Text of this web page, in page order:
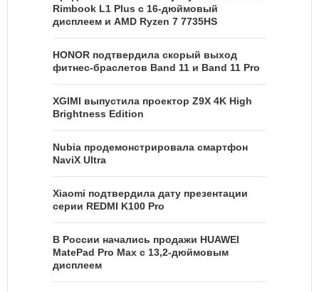
Rimbook L1 Plus с 16-дюймовый
дисплеем и AMD Ryzen 7 7735HS
HONOR подтвердила скорый выход
фитнес-браслетов Band 11 и Band 11 Pro
XGIMI выпустила проектор Z9X 4K High
Brightness Edition
Nubia продемонстрировала смартфон
NaviX Ultra
Xiaomi подтвердила дату презентации
серии REDMI K100 Pro
В России начались продажи HUAWEI
MatePad Pro Max с 13,2-дюймовым
дисплеем